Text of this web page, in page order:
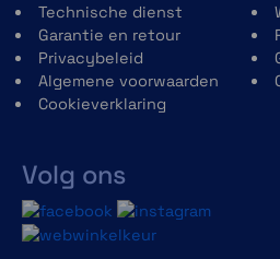
Smartphone meldingen
Ontvang e-mails,
waarschuwingen op je
Technische dienst
Garantie en retour
Privacybeleid
Algemene voorwaarden
Cookieverklaring
Volg ons